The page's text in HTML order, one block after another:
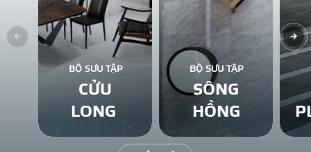
GẠCH ỐP LÁT
BÊ TÔNG KHÍ
NGÓI LỢP
BỘ SƯU TẬP
CỬU
LONG
BỘ SƯU TẬP
SÔNG
HỒNG